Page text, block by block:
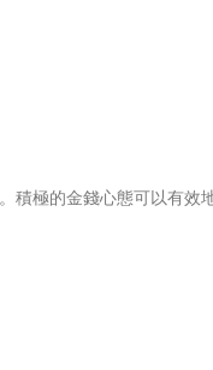
積極的金錢心態可以有效